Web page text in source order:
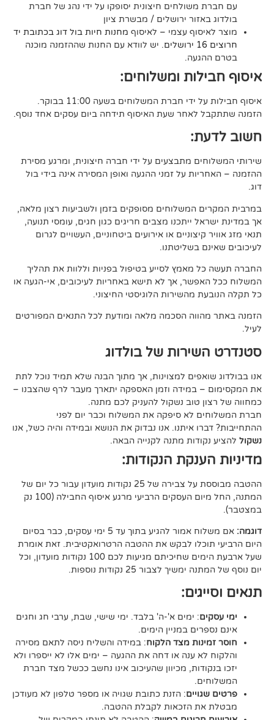
חיצונית יסופקו על ידי נהג של חברת
ירושלים / מבשרת ציון
עצמי – לאיסוףמחנות חיות בול דוג בכתובת יד
. יש לוודא עם החנות שההזמנה מוכנה
ומשלוחים:
חברת המשלוחים בשעה 11:00 בבוקר.
לאחר שעת האיסוף תידחה ביום עסקים אחד נוסף.
מתבצעים על ידי חברה חיצונית, ומרגע מסירת
על זמני ההגעה ואופן המסירה אינה בידי בול
המשלוחים מסופקים בזמן ולשביעות רצון מלאה,
ייתכנו מצבים חריגים כגון חגים, עומסי תנועה,
או אירועים ביטחוניים, העשויים לגרום
בשליטתנו.
מאמץ לסייע בטיפול בפניות וללוות את תהליך
אך לא תישא באחריות לעיכובים, אי-הגעה או
מהשירות הלוגיסטי החיצוני.
הסכמה מלאה ומודעת לכל התנאים המפורטים
של בולדוג
למצוינות, אך מתוך הבנה שלא תמיד נוכל לתת
במידה וזמן האספקה יתארך מעבר לרף שהצבנו –
טוב נשקול להעניק לכם מתנה.
לא סיפקה את המשלוח וכבר יום לפני
איתנו. אנו נבדוק את הנושא ובמידה והיה כשל, אנו
מתנה לקנייה הבאה.
הנקודות:
ההטבה מבוססת על צבירה של 25 נקודות מועדון עבור כל יום של
המתנה, החל מיום העסקים הרביעי מרגע איסוף החבילה (100 נק
אם משלוח אמור להגיע בתוך עד 5 ימי עסקים, כבר בסיום
לבקש את ההטבה הרטרואקטיבית. זאת אומרת
שעל ארבעת הימים שחיכיתם מגיעות לכם 100 נקודות מועדון, וכל
לצבור 25 נקודות נוספות.
: ימים א'-ה' בלבד. ימי שישי, שבת, ערבי חג וחגים
במניין הימים.
מצד הלקוח: במידה והשליח ניסה לתאם מסירה
ענה או דחה את ההגעה – ימים אלו לא ייספרו ולא
מכיוון שהעיכוב אינו נחשב ככשל מצד חברת
: הזנת כתובת שגויה או מספר טלפון לא מעודכן
הזכאות לקבלת ההטבה.